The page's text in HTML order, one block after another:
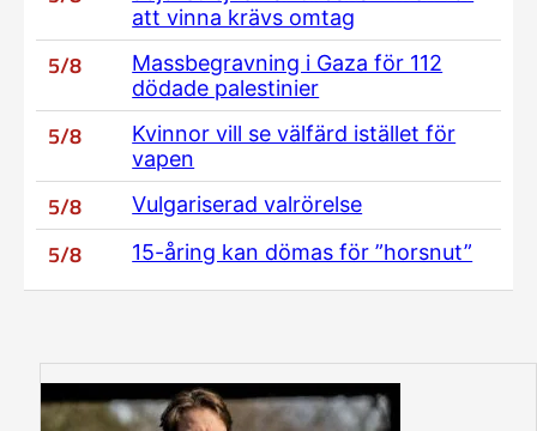
att vinna krävs omtag
5/8
Massbegravning i Gaza för 112
dödade palestinier
5/8
Kvinnor vill se välfärd istället för
vapen
5/8 Vulgariserad valrörelse
5/8 15-åring kan dömas för ”horsnut”